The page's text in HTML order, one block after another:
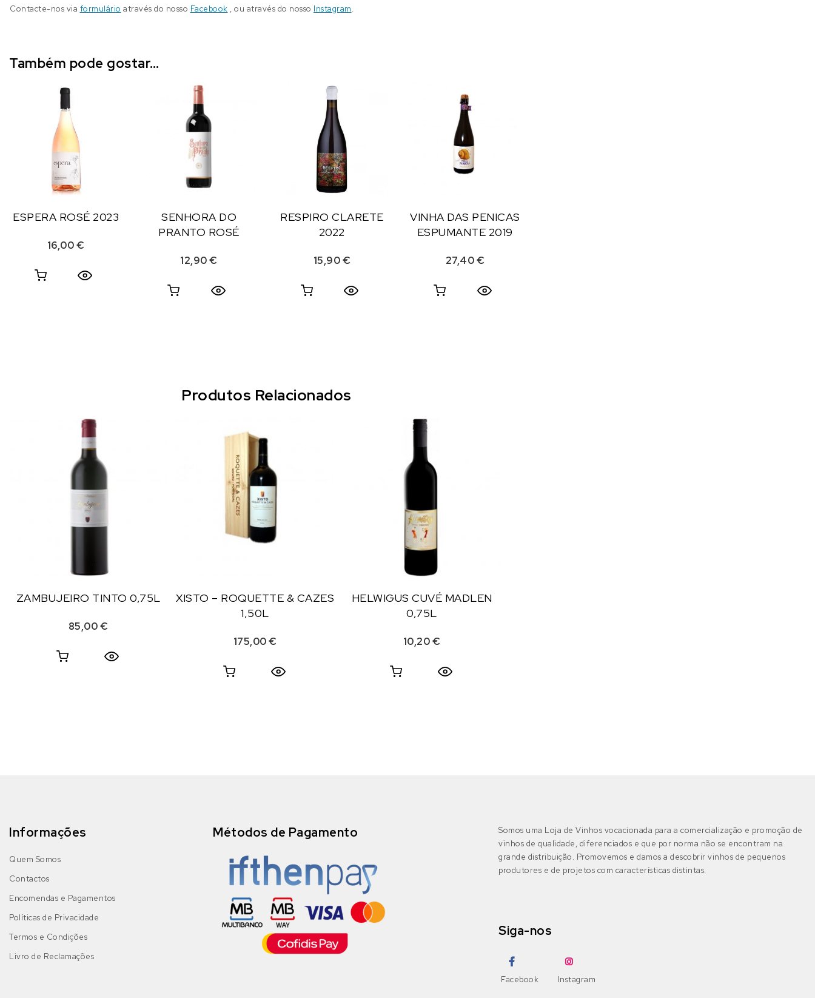
Contacte-nos via formulário através do nosso Facebook , ou através do nosso Instagram.
Também pode gostar…
ESPERA ROSÉ 2023
16,00€
SENHORA DO
PRANTO ROSÉ
12,90€
RESPIRO CLARETE
2022
15,90€
VINHA DAS PENICAS
ESPUMANTE 2019
27,40€
Produtos Relacionados
ZAMBUJEIRO TINTO 0,75L
85,00€
XISTO – ROQUETTE & CAZES
1,50L
175,00€
HELWIGUS CUVÉ MADLEN
0,75L
10,20€
Informações
Quem Somos
Contactos
Encomendas e Pagamentos
Políticas de Privacidade
Termos e Condições
Livro de Reclamações
Métodos de Pagamento
Somos uma Loja de Vinhos vocacionada para a comercialização e promoção de
vinhos de qualidade, diferenciados e que por norma não se encontram na
grande distribuição. Promovemos e damos a descobrir vinhos de pequenos
produtores e de projetos com características distintas.
Siga-nos
Facebook Instagram